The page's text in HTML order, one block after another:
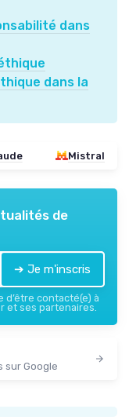
dans
dans la
Mistral
de
➔ Je m'inscris
d’être contacté(e) à
et ses partenaires.
sur Google